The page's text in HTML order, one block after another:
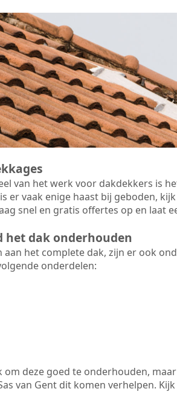
van het werk voor dakdekkers is
er vaak enige haast bij geboden,
snel en gratis offertes op en laat
het dak onderhouden
aan het complete dak, zijn er ook
onderdelen:
deze goed te onderhouden,
van Gent dit komen verhelpen.